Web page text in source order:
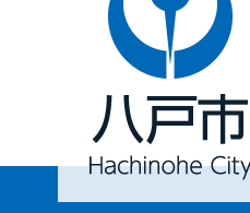
戸
Hachinohe
City